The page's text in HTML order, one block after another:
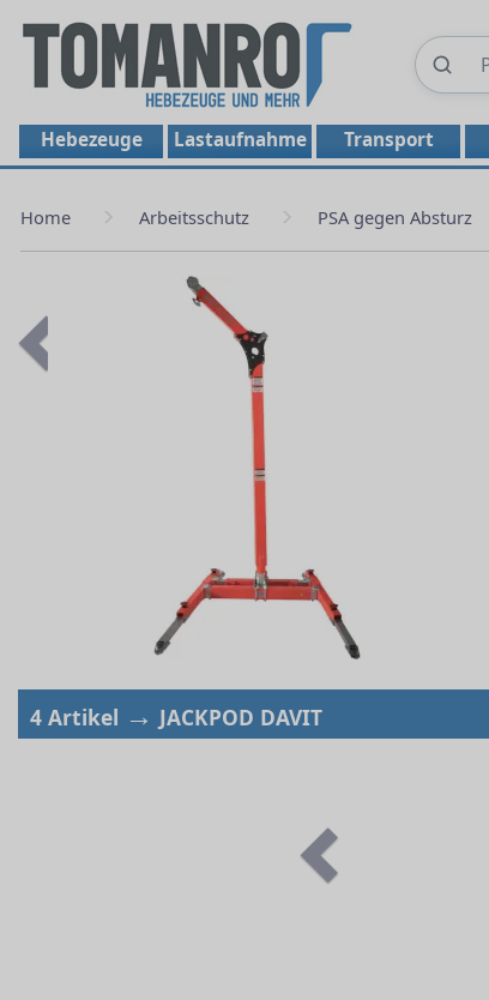
Hebezeuge Lastaufnahme Transport
Home Arbeitsschutz PSA gegen Absturz
4 Artikel → JACKPOD DAVIT